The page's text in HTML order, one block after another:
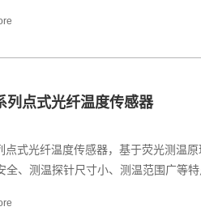
列点式光纤温度传感器
点式光纤温度传感器，基于荧光测温
全、测温探针尺寸小、测温范围广等特